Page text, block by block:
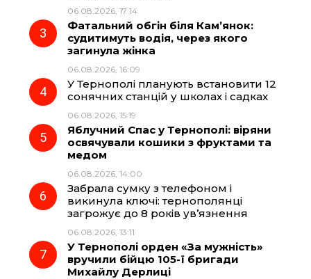
k
a
m
06.08.2026, 17:14
Фатальний обгін біля Кам’янок:
судитимуть водія, через якого
загинула жінка
06.08.2026, 16:09
У Тернополі планують встановити 12
сонячних станцій у школах і садках
06.08.2026, 15:19
Яблучний Спас у Тернополі: віряни
освячували кошики з фруктами та
медом
06.08.2026, 14:00
Забрала сумку з телефоном і
викинула ключі: тернополянці
загрожує до 8 років ув’язнення
06.08.2026, 13:11
У Тернополі орден «За мужність»
вручили бійцю 105-ї бригади
Михайлу Дерлиці